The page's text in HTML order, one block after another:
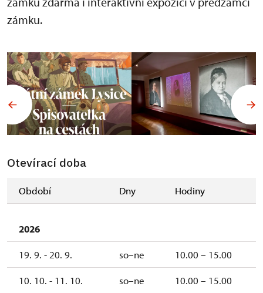
zámku.
Otevírací doba
Období Dny Hodiny
2026
19. 9. - 20. 9. so–ne 10.00 – 15.00
10. 10. - 11. 10. so–ne 10.00 – 15.00